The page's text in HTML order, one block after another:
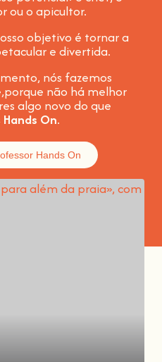
ou o apicultor.
objetivo é tornar a
e divertida.
nós fazemos
porque não há melhor
algo novo do que
Hands On.
Hands On